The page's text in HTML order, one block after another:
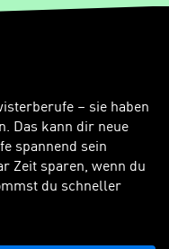
– sie haben
Das kann dir neue
spannend sein
Zeit sparen, wenn du
du schneller